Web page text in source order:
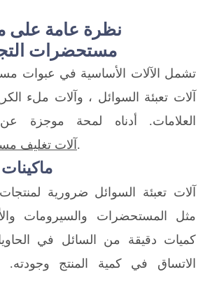
نظرة عامة على
مستحضرات
تشمل الآلات الأساسية في عبوات
آلات تعبئة السوائل ، وآلات ملء
العلامات. أدناه لمحة موجزة
آلات تغليف .
آلات تعبئة السوائل ضرورية لمنتجات
مثل المستحضرات والسيرومات
كميات دقيقة من السائل في
الاتساق في كمية المنتج وجودته.